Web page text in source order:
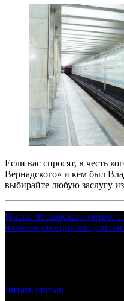
Если вас спросят, в честь
Вернадского» и кем был
выбирайте любую заслугу
Имена московского метро: о
названы станции
Читать статью